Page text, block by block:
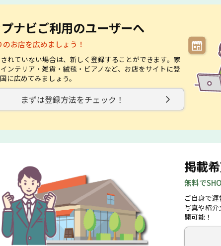
ナビご利用のユーザーへ
お店を広めましょう！
れていない場合は、新しく登録することができます。家
ンテリア・雑貨・絨毯・ビアノなど、お店をサイトに登
に広めてみましょう。
まずは登録方法をチェック！
掲載
無料で
ご自身で
写真や紹
開可能！